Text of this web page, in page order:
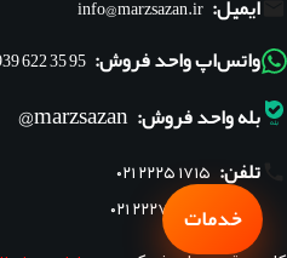
ایمیل: info@marzsazan.ir
واتس‌اپ واحد فروش: 95 35 622 0939
بله واحد فروش: marzsazan@
تلفن: ۰۲۱ ۲۲۲۵ ۱۷۱۵
۰۲۱ ۲۲۲۷ ۱۸۴۵خدمات